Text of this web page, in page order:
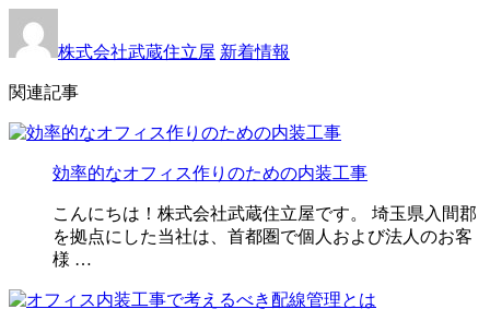
株式会社武蔵住立屋 新着情報
関連記事
効率的なオフィス作りのための内装工事
こんにちは！株式会社武蔵住立屋です。 埼玉県入間郡
を拠点にした当社は、首都圏で個人および法人のお客
様 …